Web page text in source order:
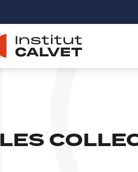
LES